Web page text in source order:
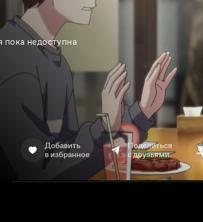
пока недоступна
Добавить
в избранное
Поделиться
с друзьями